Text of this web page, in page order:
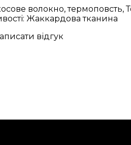
волокно, термоповсть,
Жаккардова тканина
відгук